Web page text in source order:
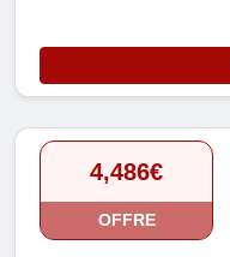
4,486€
OFFRE